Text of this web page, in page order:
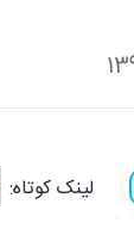
لینک کوتاه: